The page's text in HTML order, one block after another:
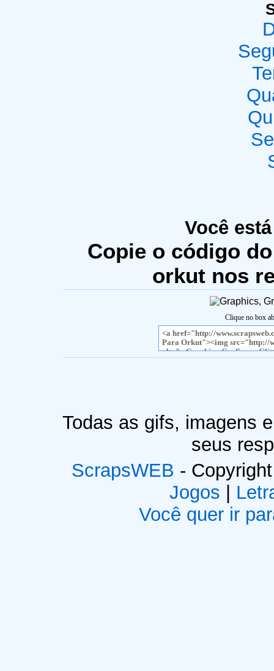
Você
Copie o código
orkut nos
Clique no box
Todas as gifs, imagens
seus
ScrapsWEB -
Jogos
Você quer ir